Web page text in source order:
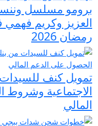
برومو مسلسل
العزيز وكريم
رمضان 2026
تمويل كنف للسيدات
الاجتماعية
المالي